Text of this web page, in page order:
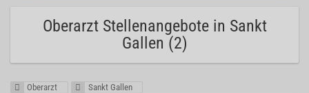
Oberarzt Stellenangebote in Sankt
Gallen (2)
Oberarzt Sankt Gallen